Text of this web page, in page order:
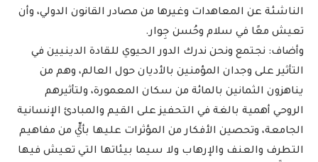
الناشئة عن المعاهدات وغيرها من مصادر القانون الدولي، وأن
تعيش معًا في سلام وحُسن جِوار.
وأضاف: نجتمع ونحن ندرك الدور الحيوي للقادة الدينيين في
التأثير على وجدان المؤمنين بالأديان حول العالم، وهم من
يناهزون الثمانين بالمائة من سكان المعمورة، ولتأثيرهم
الروحي أهمية بالغة في التحفيز على القيم والمبادئ الإنسانية
الجامعة، وتحصين الأفكار من المؤثرات عليها بأيٍّ من مفاهيم
التطرف والعنف والإرهاب ولا سيما بيئاتها التي تعيش فيها